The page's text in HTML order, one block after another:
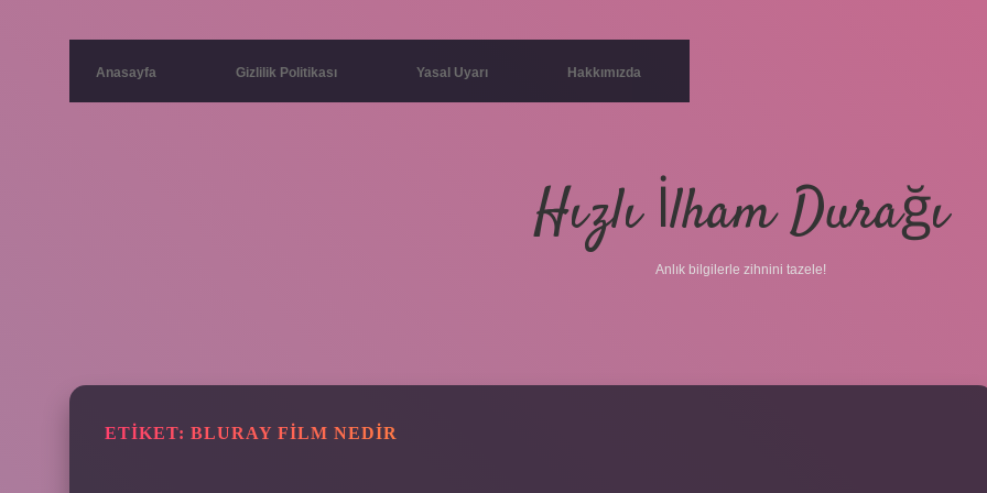
Anasayfa Gizlilik Politikası Yasal Uyarı Hakkımızda
Hızlı İlham Durağı
Anlık bilgilerle zihnini tazele!
ETIKET: BLURAY FILM NEDIR